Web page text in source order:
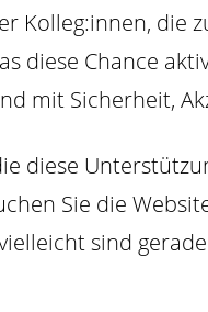
Kolleg:innen, die
diese Chance
mit Sicherheit,
diese
Sie die
sind